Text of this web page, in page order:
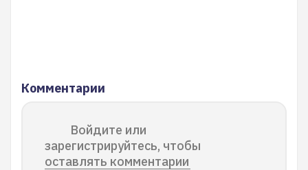
Комментарии
Войдите или
зарегистрируйтесь, чтобы
оставлять комментарии